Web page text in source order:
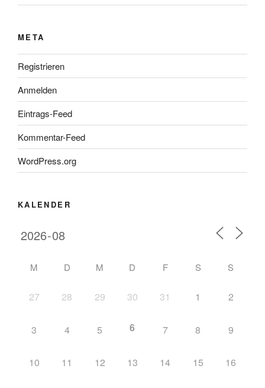
META
Registrieren
Anmelden
Eintrags-Feed
Kommentar-Feed
WordPress.org
KALENDER
M D M D F S S
27 28 29 30 31 1 2
3 4 5 6 7 8 9
10 11 12 13 14 15 16